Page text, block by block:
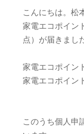
こんにちは。松
家電エコポイン
点）が届きまし
家電エコポイ
家電エコポイン
このうち個人申